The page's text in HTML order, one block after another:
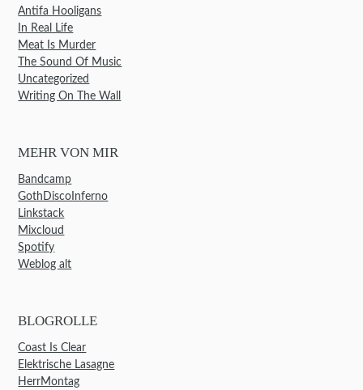
Antifa Hooligans
In Real Life
Meat Is Murder
The Sound Of Music
Uncategorized
Writing On The Wall
MEHR VON MIR
Bandcamp
GothDiscoInferno
Linkstack
Mixcloud
Spotify
Weblog alt
BLOGROLLE
Coast Is Clear
Elektrische Lasagne
HerrMontag